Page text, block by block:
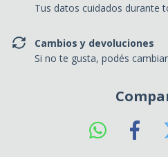
Tus datos cuidados durante
Cambios y devoluciones
Si no te gusta, podés